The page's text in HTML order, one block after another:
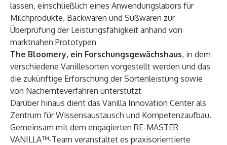
lassen, einschließlich eines Anwendungslabors für
Milchprodukte, Backwaren und Süßwaren zur
Überprüfung der Leistungsfähigkeit anhand von
marktnahen Prototypen
The Bloomery, ein Forschungsgewächshaus, in dem
verschiedene Vanillesorten vorgestellt werden und das
die zukünftige Erforschung der Sortenleistung sowie
von Nachernteverfahren unterstützt
Darüber hinaus dient das Vanilla Innovation Center als
Zentrum für Wissensaustausch und Kompetenzaufbau.
Gemeinsam mit dem engagierten RE-MASTER
VANILLA™-Team veranstaltet es praxisorientierte